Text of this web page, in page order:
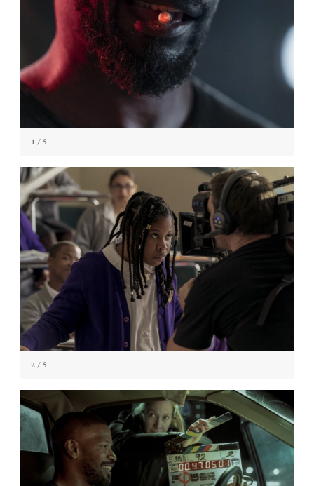
1 / 5
2/ 5